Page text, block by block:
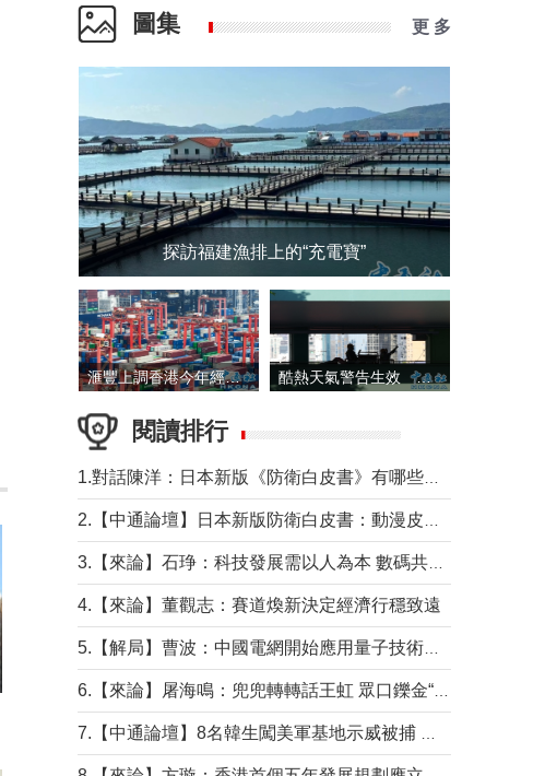
圖集 更 多
探訪福建漁排上的“充電寶”
滙豐上調香港今年經濟增長預測至4.5% 酷熱天氣警告生效 本港高溫持續至下周
閱讀排行
4.【來論】董觀志：賽道煥新決定經濟行穩致遠